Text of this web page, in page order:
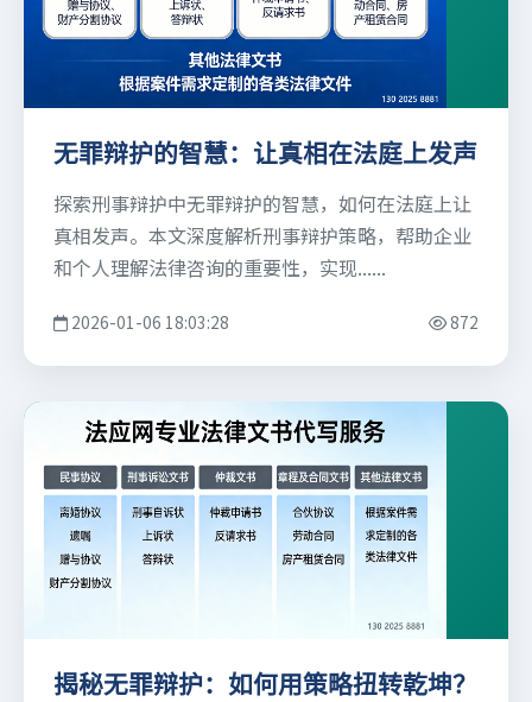
无罪辩护的智慧：让真相在法庭上发声
探索刑事辩护中无罪辩护的智慧，如何在法庭上让
真相发声。本文深度解析刑事辩护策略，帮助企业
和个人理解法律咨询的重要性，实现......
2026-01-06 18:03:28 872
揭秘无罪辩护：如何用策略扭转乾坤？